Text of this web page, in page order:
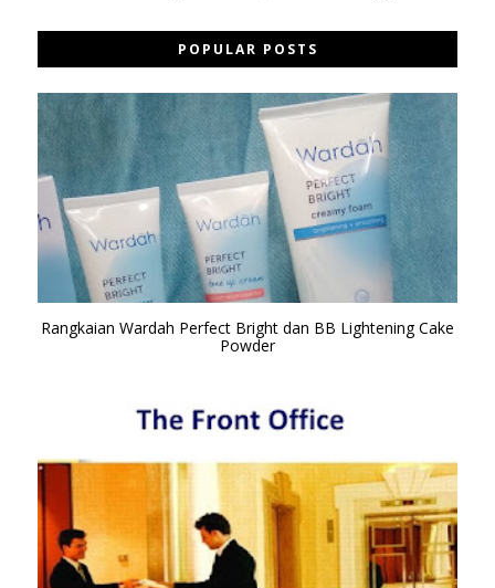
POPULAR POSTS
Rangkaian Wardah Perfect Bright dan BB Lightening Cake
Powder